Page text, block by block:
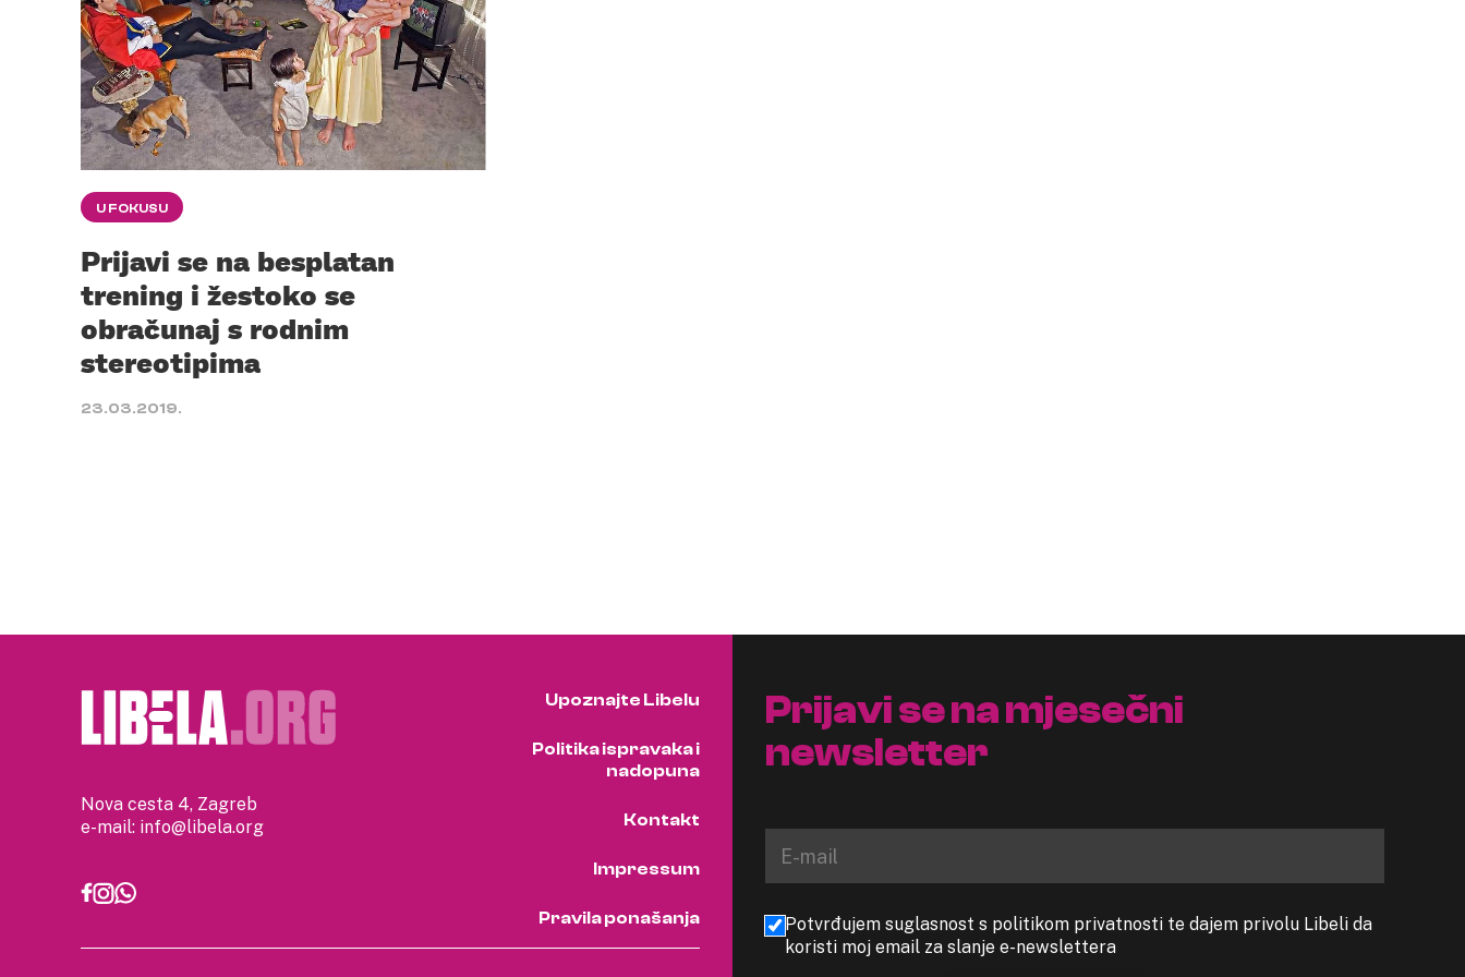
U FOKUSU
Prijavi se na besplatan
trening i žestoko se
obračunaj s rodnim
stereotipima
23.03.2019.
Nova cesta 4, Zagreb
e-mail: info@libela.org
Upoznajte Libelu
Politika ispravaka i
nadopuna
Kontakt
Impressum
Pravila ponašanja
Prijavi se na mjesečni
newsletter
Potvrđujem suglasnost s politikom privatnosti te dajem privolu Libeli da
koristi moj email za slanje e-newslettera